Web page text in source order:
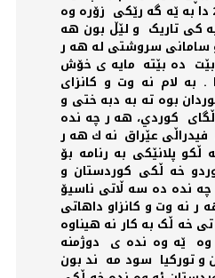
كرد كه له سالى 2022 دا به ێە گە رێکی زۆرە وە
کی تاریک و لێڵ بون هه
سامانى سروشتى له هه ر
بێت ده بێتە مايه ى خۆش
به لام نه وت و كانزاى
بوه ته به دبه ختى و
كوردي، هه ر چە ندە
فيدراڵی عێراق نه ك هه ر
ڵکو پلانێکی بە رنامە بۆ
خە ڵکی کوردستان و
ندە دە سە ڵاتی ناسیۆ
ر نه وت و كانزاو داهاتى
خه ڵک به كار نه هيناوه
وە ێە وە ندە ی دوژمنە
و تورکیا سود مە ند بون